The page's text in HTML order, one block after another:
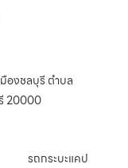
องชลบุรี ตำบล
20000
รถกระบะแคป